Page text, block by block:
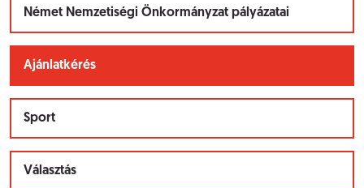
Német Nemzetiségi Önkormányzat pályázatai
Ajánlatkérés
Sport
Választás